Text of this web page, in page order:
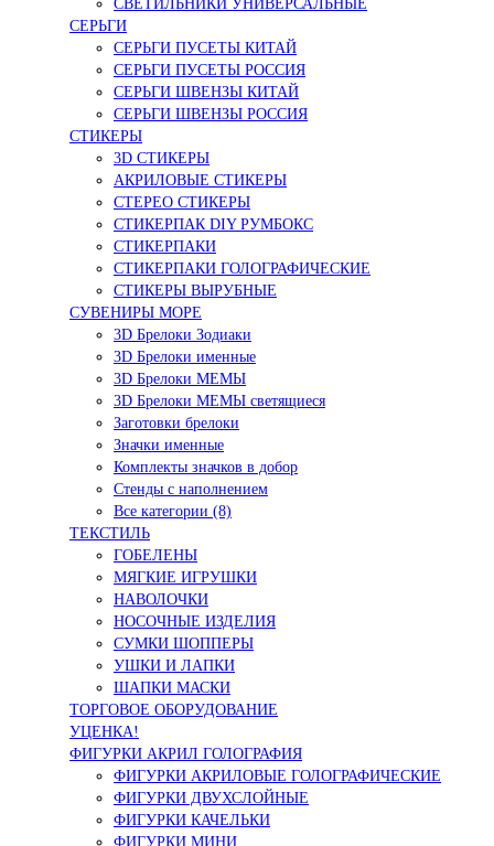
СВЕТИЛЬНИКИ УНИВЕРСАЛЬНЫЕ
СЕРЬГИ
СЕРЬГИ ПУСЕТЫ КИТАЙ
СЕРЬГИ ПУСЕТЫ РОССИЯ
СЕРЬГИ ШВЕНЗЫ КИТАЙ
СЕРЬГИ ШВЕНЗЫ РОССИЯ
СТИКЕРЫ
3D СТИКЕРЫ
АКРИЛОВЫЕ СТИКЕРЫ
СТЕРЕО СТИКЕРЫ
СТИКЕРПАК DIY РУМБОКС
СТИКЕРПАКИ
СТИКЕРПАКИ ГОЛОГРАФИЧЕСКИЕ
СТИКЕРЫ ВЫРУБНЫЕ
СУВЕНИРЫ МОРЕ
3D Брелоки Зодиаки
3D Брелоки именные
3D Брелоки МЕМЫ
3D Брелоки МЕМЫ светящиеся
Заготовки брелоки
Значки именные
Комплекты значков в добор
Стенды с наполнением
Все категории (8)
ТЕКСТИЛЬ
ГОБЕЛЕНЫ
МЯГКИЕ ИГРУШКИ
НАВОЛОЧКИ
НОСОЧНЫЕ ИЗДЕЛИЯ
СУМКИ ШОППЕРЫ
УШКИ И ЛАПКИ
ШАПКИ МАСКИ
ТОРГОВОЕ ОБОРУДОВАНИЕ
УЦЕНКА!
ФИГУРКИ АКРИЛ ГОЛОГРАФИЯ
ФИГУРКИ АКРИЛОВЫЕ ГОЛОГРАФИЧЕСКИЕ
ФИГУРКИ ДВУХСЛОЙНЫЕ
ФИГУРКИ КАЧЕЛЬКИ
ФИГУРКИ МИНИ